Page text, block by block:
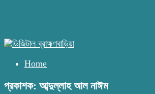
Home
প্রকাশক: আব্দুল্লাহ আল নাঈম